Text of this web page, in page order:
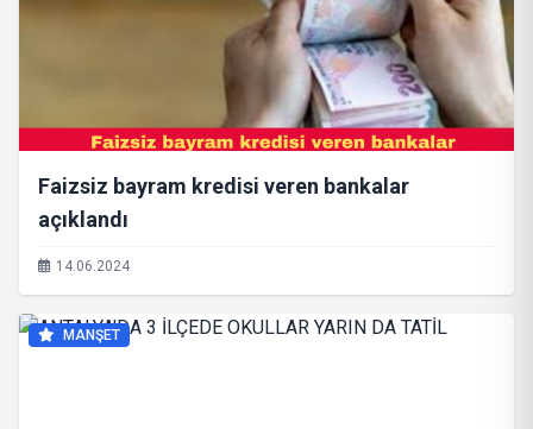
Faizsiz bayram kredisi veren bankalar
açıklandı
14.06.2024
MANŞET